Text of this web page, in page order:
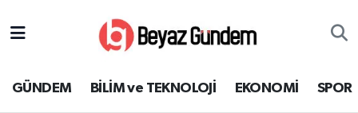
GÜNDEM BİLİM ve TEKNOLOJİ EKONOMİ SPOR